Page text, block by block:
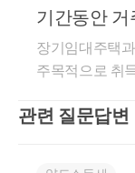
발, 재건축이
업, 소규모재건
대체주택 취득
조합원입주권
유권해석이 나
이 모두 「주택
정대상지역에
에서 “일시적 2
주택이거나 종
경우 해당 신
기간동안
양도하는
장기임대주택
주목적으로 취
과-1164]생산일
관련 질문답변